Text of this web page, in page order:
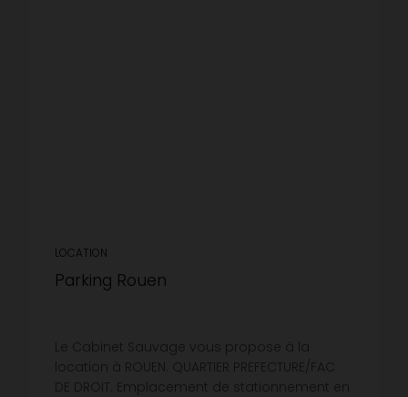
LOCATION
Parking Rouen
Le Cabinet Sauvage vous propose à la
location à ROUEN. QUARTIER PREFECTURE/FAC
DE DROIT. Emplacement de stationnement en